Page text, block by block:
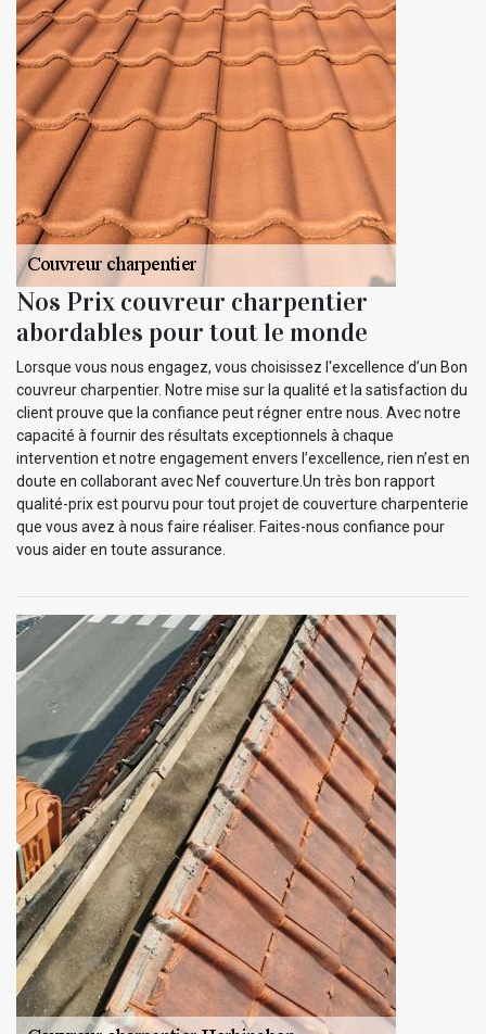
Nos Prix couvreur charpentier
abordables pour tout le monde
Lorsque vous nous engagez, vous choisissez l'excellence d’un Bon
couvreur charpentier. Notre mise sur la qualité et la satisfaction du
client prouve que la confiance peut régner entre nous. Avec notre
capacité à fournir des résultats exceptionnels à chaque
intervention et notre engagement envers l’excellence, rien n’est en
doute en collaborant avec Nef couverture.Un très bon rapport
qualité-prix est pourvu pour tout projet de couverture charpenterie
que vous avez à nous faire réaliser. Faites-nous confiance pour
vous aider en toute assurance.